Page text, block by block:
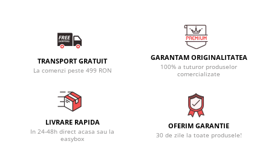
TRANSPORT GRATUIT
La comenzi peste 499 RON
GARANTAM ORIGINALITATEA
100% a tuturor produselor
comercializate
LIVRARE RAPIDA
In 24-48h direct acasa sau la
easybox
OFERIM GARANTIE
30 de zile la toate produsele!